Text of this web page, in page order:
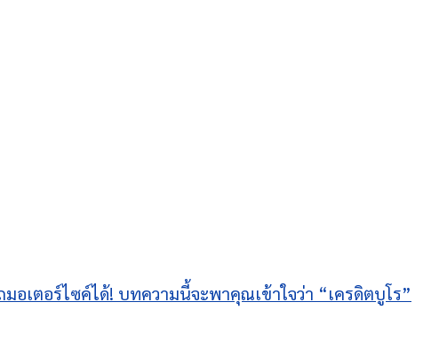
อเตอร์ไซค์ได้! บทความนี้จะพาคุณเข้าใจว่า “เครดิตบูโร”